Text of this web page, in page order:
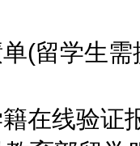
留学生需
线验证